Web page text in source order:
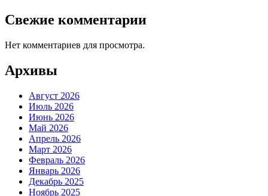
Свежие комментарии
Нет комментариев для просмотра.
Архивы
Август 2026
Июль 2026
Июнь 2026
Май 2026
Апрель 2026
Март 2026
Февраль 2026
Январь 2026
Декабрь 2025
Ноябрь 2025